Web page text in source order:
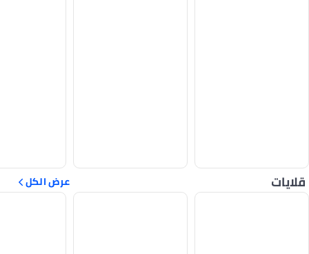
قلايات عرض الكل